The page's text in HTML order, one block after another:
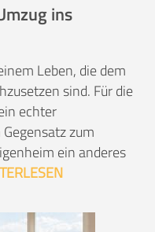
ins
Leben, die dem
sind. Für die
echter
zum
ein anderes